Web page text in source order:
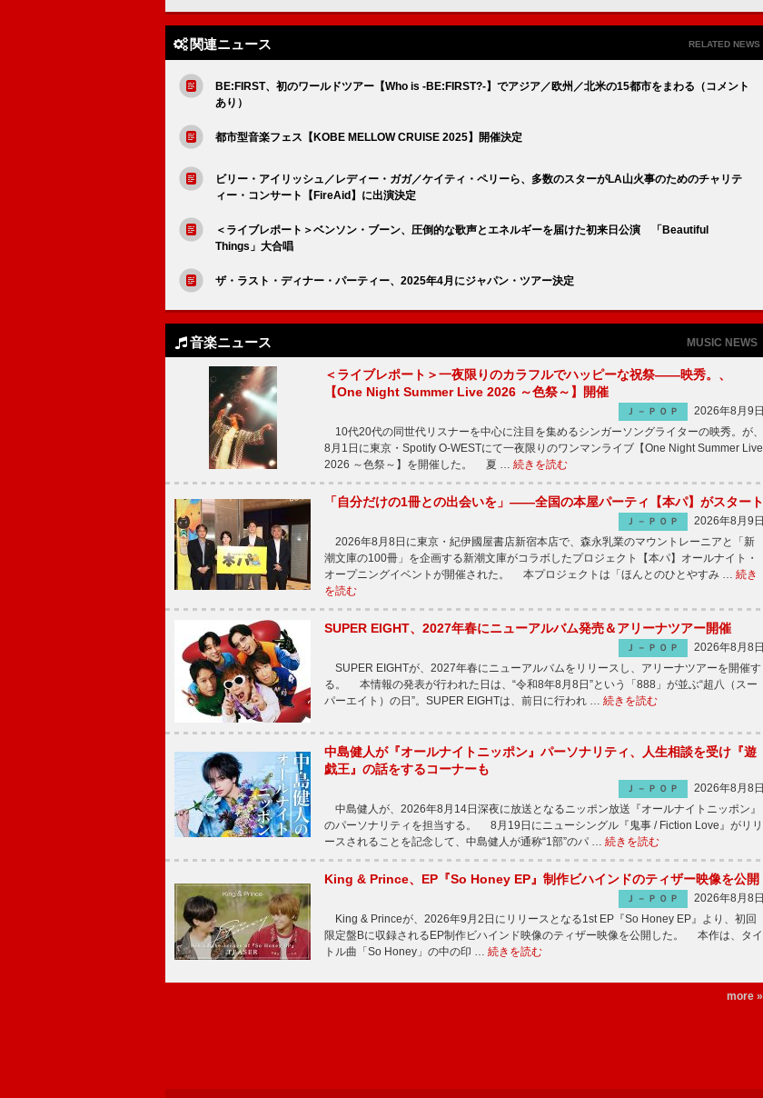
関連ニュース RELATED NEWS
BE:FIRST、初のワールドツアー【Who is -BE:FIRST?-】でアジア／欧州／北米の15都市をまわる（コメント
あり）
都市型音楽フェス【KOBE MELLOW CRUISE 2025】開催決定
ビリー・アイリッシュ／レディー・ガガ／ケイティ・ペリーら、多数のスターがLA山火事のためのチャリテ
ィー・コンサート【FireAid】に出演決定
＜ライブレポート＞ベンソン・ブーン、圧倒的な歌声とエネルギーを届けた初来日公演 「Beautiful
Things」大合唱
ザ・ラスト・ディナー・パーティー、2025年4月にジャパン・ツアー決定
音楽ニュース MUSIC NEWS
＜ライブレポート＞一夜限りのカラフルでハッピーな祝祭――映秀。、
【One Night Summer Live 2026 ～色祭～】開催
Ｊ－ＰＯＰ
2026年8月9日
10代20代の同世代リスナーを中心に注目を集めるシンガーソングライターの映秀。が、
8月1日に東京・Spotify O-WESTにて一夜限りのワンマンライブ【One Night Summer Live
2026 ～色祭～】を開催した。 夏 … 続きを読む
「自分だけの1冊との出会いを」――全国の本屋パーティ【本パ】がスタート
Ｊ－ＰＯＰ
2026年8月9日
2026年8月8日に東京・紀伊國屋書店新宿本店で、森永乳業のマウントレーニアと「新
潮文庫の100冊」を企画する新潮文庫がコラボしたプロジェクト【本パ】オールナイト・
オープニングイベントが開催された。 本プロジェクトは「ほんとのひとやすみ … 続き
を読む
SUPER EIGHT、2027年春にニューアルバム発売＆アリーナツアー開催
Ｊ－ＰＯＰ
2026年8月8日
SUPER EIGHTが、2027年春にニューアルバムをリリースし、アリーナツアーを開催す
る。 本情報の発表が行われた日は、“令和8年8月8日”という「888」が並ぶ“超八（スー
パーエイト）の日”。SUPER EIGHTは、前日に行われ … 続きを読む
中島健人が『オールナイトニッポン』パーソナリティ、人生相談を受け『遊
戯王』の話をするコーナーも
Ｊ－ＰＯＰ
2026年8月8日
中島健人が、2026年8月14日深夜に放送となるニッポン放送『オールナイトニッポン』
のパーソナリティを担当する。 8月19日にニューシングル『鬼事 / Fiction Love』がリリ
ースされることを記念して、中島健人が通称“1部”のパ … 続きを読む
King & Prince、EP『So Honey EP』制作ビハインドのティザー映像を公開
Ｊ－ＰＯＰ
2026年8月8日
King & Princeが、2026年9月2日にリリースとなる1st EP『So Honey EP』より、初回
限定盤Bに収録されるEP制作ビハインド映像のティザー映像を公開した。 本作は、タイ
トル曲「So Honey」の中の印 … 続きを読む
more »